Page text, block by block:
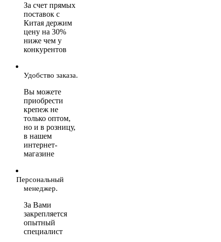
За счет прямых
поставок с
Китая держим
цену на 30%
ниже чем у
конкурентов
Удобство заказа.
Вы можете
приобрести
крепеж не
только оптом,
но и в розницу,
в нашем
интернет-
магазине
Персональный
менеджер.
За Вами
закрепляется
опытный
специалист